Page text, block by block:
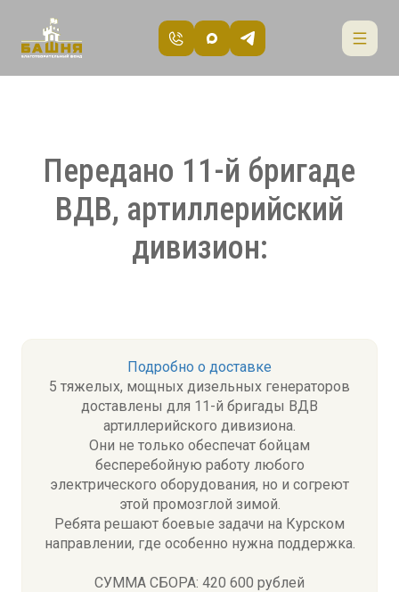
Передано 11-й бригаде
ВДВ, артиллерийский
дивизион:
Подробно о доставке
5 тяжелых, мощных дизельных генераторов
доставлены для 11-й бригады ВДВ
артиллерийского дивизиона.
Они не только обеспечат бойцам
бесперебойную работу любого
электрического оборудования, но и согреют
этой промозглой зимой.
Ребята решают боевые задачи на Курском
направлении, где особенно нужна поддержка.
СУММА СБОРА: 420 600 рублей